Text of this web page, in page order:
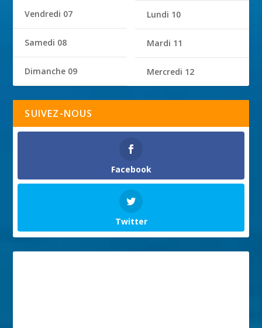
Vendredi 07
Samedi 08
Dimanche 09
Lundi 10
Mardi 11
Mercredi 12
SUIVEZ-NOUS
Facebook
Twitter